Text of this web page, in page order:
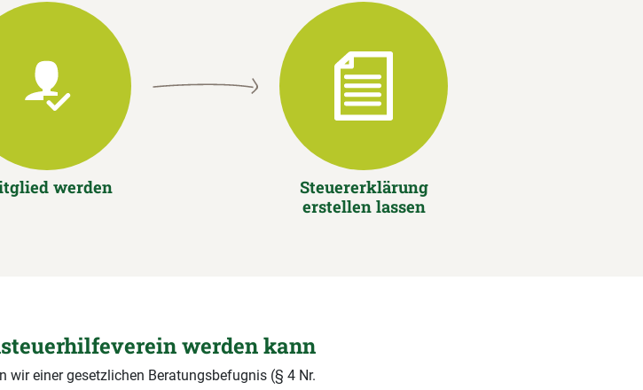
werden
Steuererklärung
erstellen lassen
werden kann
wir einer gesetzlichen Beratungsbefugnis (§ 4 Nr.